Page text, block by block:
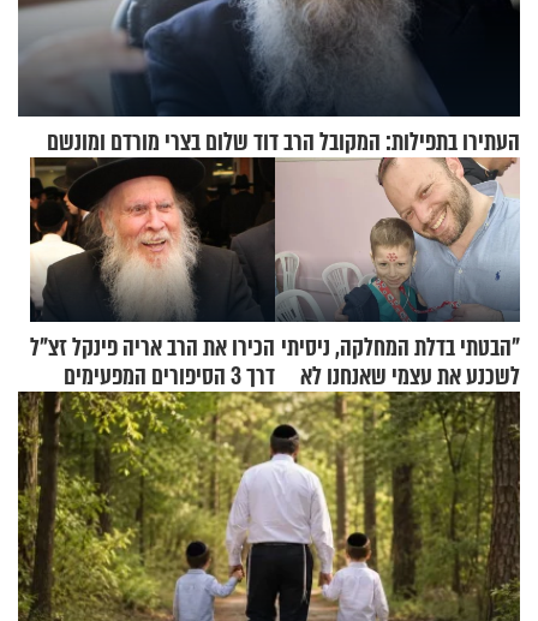
העתירו בתפילות: המקובל הרב דוד שלום בצרי מורדם ומונשם
"הבטתי בדלת המחלקה, ניסיתי
לשכנע את עצמי שאנחנו לא
שייכים לשם"
הכירו את הרב אריה פינקל זצ"ל
דרך 3 הסיפורים המפעימים
האלה